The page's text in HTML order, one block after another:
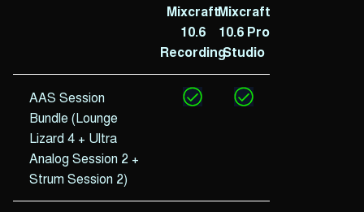
Mixcraft
10.6 Pro
Studio
Mixcraft
10.6
Recording
AAS Session
Bundle (Lounge
Lizard 4 + Ultra
Analog Session 2 +
Strum Session 2)